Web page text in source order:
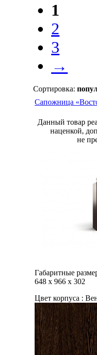
1
2
3
→
Сортировка:
Сапожница
Данный товар
наценкой,
не
Габаритные
648 х 966 х 302
Цвет корпуса :